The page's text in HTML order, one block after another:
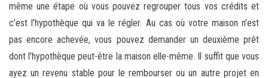
même une étape où vous pouvez regrouper tous vos crédits et
c’est l’hypothèque qui va le régler. Au cas où votre maison n’est
pas encore achevée, vous pouvez demander un deuxième prêt
dont l’hypothèque peut-être la maison elle-même. Il suffit que vous
ayez un revenu stable pour le rembourser ou un autre projet en